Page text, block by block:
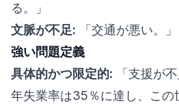
る。」
文脈が不足: 「交通が悪い。」
強い問題定義
具体的かつ限定的: 「支援が
年失業率は35％に達し、この